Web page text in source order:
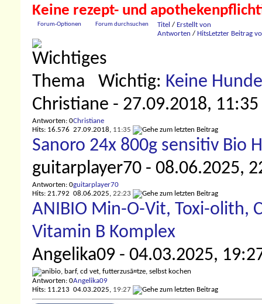
Keine rezept- und
Forum-Optionen Forum durchsuchen Titel / Erstellt von
Antworten / HitsLetzter Beitrag
Wichtig: Keine
Christiane - 27.09.2018,
Antworten: 0
Hits: 16.576
Christiane
27.09.2018, 11:35
Sanoro 24x 800g sensitiv Bio
guitarplayer70 - 08.06.2025,
Antworten: 0
Hits: 21.792
guitarplayer70
08.06.2025, 22:23
ANIBIO Min-O-Vit, Toxi-olith,
Vitamin B Komplex
Angelika09 - 04.03.2025,
Antworten: 0
Hits: 11.213
Angelika09
04.03.2025, 19:27